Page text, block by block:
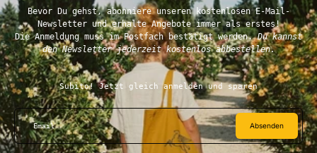
Bevor Du gehst, abonniere unseren kostenlosen E-Mail-
Newsletter und erhalte Angebote immer als erstes!
Die Anmeldung muss im Postfach bestätigt werden.Du kannst
den Newsletter jederzeit kostenlos abbestellen.
Subito! Jetzt gleich anmelden und sparen
Email Absenden